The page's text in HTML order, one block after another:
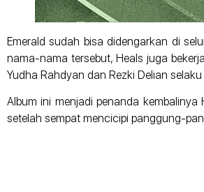
Emerald sudah bisa didengarkan di
nama-nama tersebut, Heals juga
Yudha Rahdyan dan Rezki Delian
Album ini menjadi penanda
setelah sempat mencicipi panggung-